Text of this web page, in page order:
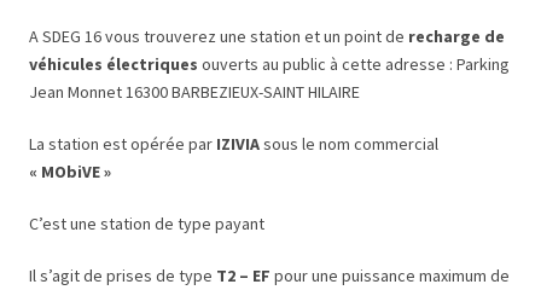
A SDEG 16 vous trouverez une station et un point de recharge de
véhicules électriques ouverts au public à cette adresse : Parking
Jean Monnet 16300 BARBEZIEUX-SAINT HILAIRE
La station est opérée par IZIVIAsous le nom commercial
« MObiVE »
C’est une station de type payant
Il s’agit de prises de type T2 – EF pour une puissance maximum de